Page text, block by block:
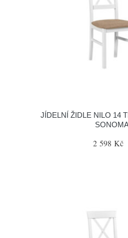
JÍDELNÍ ŽIDLE NILO 14
2 598 Kč